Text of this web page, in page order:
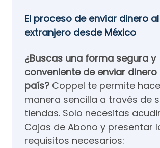
El proceso de enviar dinero al
extranjero desde México
¿Buscas una forma segura y
conveniente de enviar
país? Coppel te permite
manera sencilla a través de
tiendas. Solo necesitas
Cajas de Abono y presentar
requisitos necesarios: